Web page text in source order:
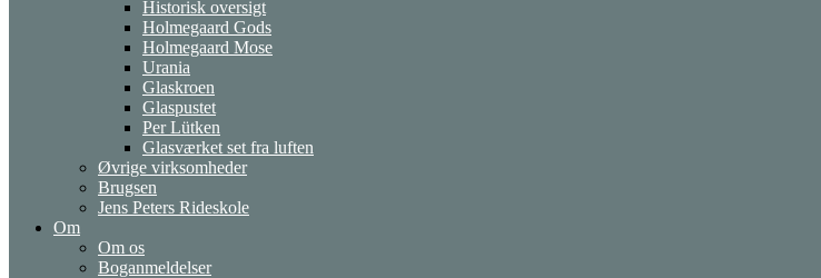
Historisk oversigt
Holmegaard Gods
Holmegaard Mose
Urania
Glaskroen
Glaspustet
Per Lütken
Glasværket set fra luften
Øvrige virksomheder
Brugsen
Jens Peters Rideskole
Om
Om os
Boganmeldelser